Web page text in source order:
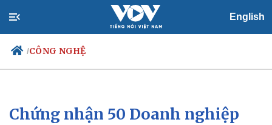
English
/CÔNG NGHỆ
Chính trị
Xã hội
Chứng nhận 50 Doanh nghiệp